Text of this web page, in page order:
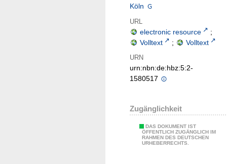
Köln
URL
electronic resource
;
Volltext
; Volltext
URN
urn:nbn:de:hbz:5:2-
1580517
Zugänglichkeit
DAS DOKUMENT IST
ÖFFENTLICH ZUGÄNGLICH IM
RAHMEN DES DEUTSCHEN
URHEBERRECHTS.